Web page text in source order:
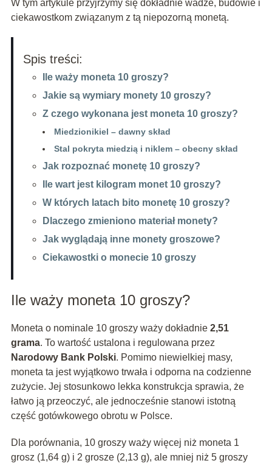
W tym artykule przyjrzymy się dokładnie wadze, budowie i
ciekawostkom związanym z tą niepozorną monetą.
Spis treści:
Ile waży moneta 10 groszy?
Jakie są wymiary monety 10 groszy?
Z czego wykonana jest moneta 10 groszy?
Miedzionikiel – dawny skład
Stal pokryta miedzią i niklem – obecny skład
Jak rozpoznać monetę 10 groszy?
Ile wart jest kilogram monet 10 groszy?
W których latach bito monetę 10 groszy?
Dlaczego zmieniono materiał monety?
Jak wyglądają inne monety groszowe?
Ciekawostki o monecie 10 groszy
Ile waży moneta 10 groszy?
Moneta o nominale 10 groszy waży dokładnie 2,51
grama. To wartość ustalona i regulowana przez
Narodowy Bank Polski. Pomimo niewielkiej masy,
moneta ta jest wyjątkowo trwała i odporna na codzienne
zużycie. Jej stosunkowo lekka konstrukcja sprawia, że
łatwo ją przeoczyć, ale jednocześnie stanowi istotną
część gotówkowego obrotu w Polsce.
Dla porównania, 10 groszy waży więcej niż moneta 1
grosz (1,64 g) i 2 grosze (2,13 g), ale mniej niż 5 groszy